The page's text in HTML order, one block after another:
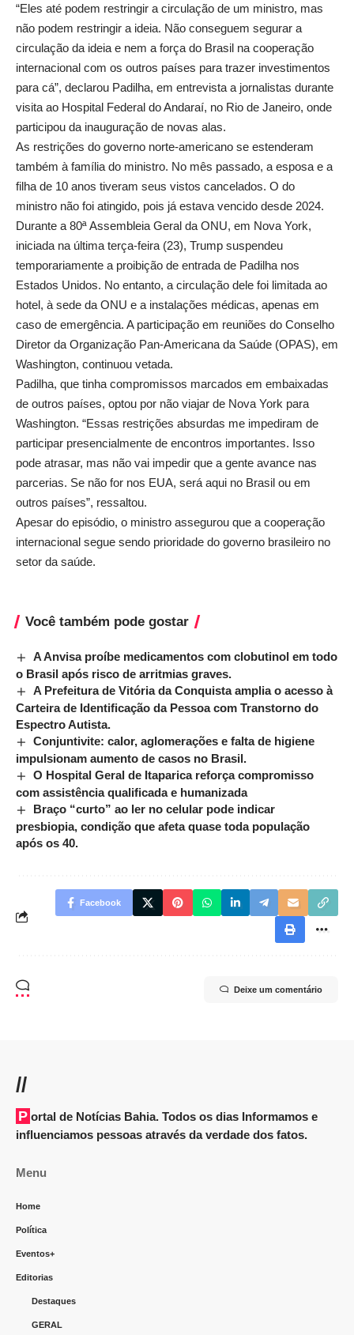
“Eles até podem restringir a circulação de um ministro, mas
não podem restringir a ideia. Não conseguem segurar a
circulação da ideia e nem a força do Brasil na cooperação
internacional com os outros países para trazer investimentos
para cá”, declarou Padilha, em entrevista a jornalistas durante
visita ao Hospital Federal do Andaraí, no Rio de Janeiro, onde
participou da inauguração de novas alas.
As restrições do governo norte-americano se estenderam
também à família do ministro. No mês passado, a esposa e a
filha de 10 anos tiveram seus vistos cancelados. O do
ministro não foi atingido, pois já estava vencido desde 2024.
Durante a 80ª Assembleia Geral da ONU, em Nova York,
iniciada na última terça-feira (23), Trump suspendeu
temporariamente a proibição de entrada de Padilha nos
Estados Unidos. No entanto, a circulação dele foi limitada ao
hotel, à sede da ONU e a instalações médicas, apenas em
caso de emergência. A participação em reuniões do Conselho
Diretor da Organização Pan-Americana da Saúde (OPAS), em
Washington, continuou vetada.
Padilha, que tinha compromissos marcados em embaixadas
de outros países, optou por não viajar de Nova York para
Washington. “Essas restrições absurdas me impediram de
participar presencialmente de encontros importantes. Isso
pode atrasar, mas não vai impedir que a gente avance nas
parcerias. Se não for nos EUA, será aqui no Brasil ou em
outros países”, ressaltou.
Apesar do episódio, o ministro assegurou que a cooperação
internacional segue sendo prioridade do governo brasileiro no
setor da saúde.
Você também pode gostar
A Anvisa proíbe medicamentos com clobutinol em todo
o Brasil após risco de arritmias graves.
A Prefeitura de Vitória da Conquista amplia o acesso à
Carteira de Identificação da Pessoa com Transtorno do
Espectro Autista.
Conjuntivite: calor, aglomerações e falta de higiene
impulsionam aumento de casos no Brasil.
O Hospital Geral de Itaparica reforça compromisso
com assistência qualificada e humanizada
Braço “curto” ao ler no celular pode indicar
presbiopia, condição que afeta quase toda população
após os 40.
Facebook
Deixe um comentário
//
Portal de Notícias Bahia. Todos os dias Informamos e
influenciamos pessoas através da verdade dos fatos.
Menu
Home
Política
Eventos+
Editorias
Destaques
GERAL